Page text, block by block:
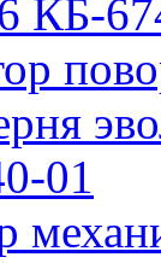
КБ-
01